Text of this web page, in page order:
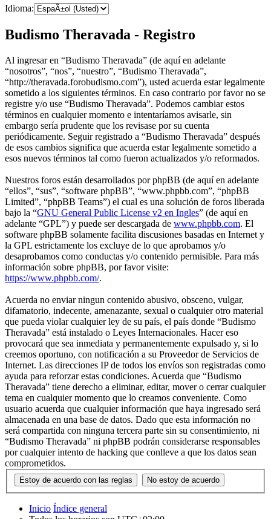
Idioma:
Budismo Theravada - Registro
Al ingresar en “Budismo Theravada” (de aquí en adelante
“nosotros”, “nos”, “nuestro”, “Budismo Theravada”,
“http://theravada.forobudismo.com”), usted acuerda estar legalmente
sometido a los siguientes términos. En caso contrario por favor no se
registre y/o use “Budismo Theravada”. Podemos cambiar estos
términos en cualquier momento e intentaríamos avisarle, sin
embargo sería prudente que los revisase por su cuenta
periódicamente. Seguir registrado a “Budismo Theravada” después
de esos cambios significa que acuerda estar legalmente sometido a
esos nuevos términos tal como fueron actualizados y/o reformados.
Nuestros foros están desarrollados por phpBB (de aquí en adelante
“ellos”, “sus”, “software phpBB”, “www.phpbb.com”, “phpBB
Limited”, “phpBB Teams”) el cual es una solución de foros liberada
bajo la “GNU General Public License v2 en Ingles” (de aquí en
adelante “GPL”) y puede ser descargada de www.phpbb.com. El
software phpBB solamente facilita discusiones basadas en Internet y
la GPL estrictamente los excluye de lo que aprobamos y/o
desaprobamos como conductas y/o contenido permisible. Para más
información sobre phpBB, por favor visite:
https://www.phpbb.com/.
Acuerda no enviar ningun contenido abusivo, obsceno, vulgar,
difamatorio, indecente, amenazante, sexual o cualquier otro material
que pueda violar cualquier ley de su país, el país donde “Budismo
Theravada” está instalado o Leyes Internacionales. Hacer eso
provocará que sea inmediata y permanentemente expulsado y, si lo
creemos oportuno, con notificación a su Proveedor de Servicios de
Internet. Las direcciones IP de todos los envíos son registradas como
ayuda para reforzar estas condiciones. Acuerda que “Budismo
Theravada” tiene derecho a eliminar, editar, mover o cerrar cualquier
tema en cualquier momento que lo creamos conveniente. Como
usuario acuerda que cualquier información que haya ingresado será
almacenada en una base de datos. Dado que esta información no
será compartida con ninguna tercera parte sin su consentimiento, ni
“Budismo Theravada” ni phpBB podrán considerarse responsables
por cualquier intento de hacking que conlleve a que los datos sean
comprometidos.
Inicio Índice general